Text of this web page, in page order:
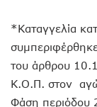
*Καταγγελία
του άρθρου
Κ.Ο.Π. στον
Φάση περιόδου